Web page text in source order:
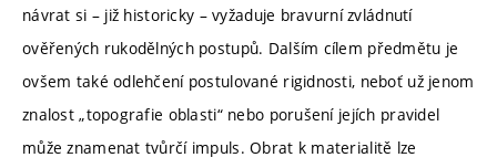
návrat si – již historicky – vyžaduje bravurní zvládnutí
ověřených rukodělných postupů. Dalším cílem předmětu je
ovšem také odlehčení postulované rigidnosti, neboť už jenom
znalost „topografie oblasti“ nebo porušení jejích pravidel
může znamenat tvůrčí impuls. Obrat k materialitě lze